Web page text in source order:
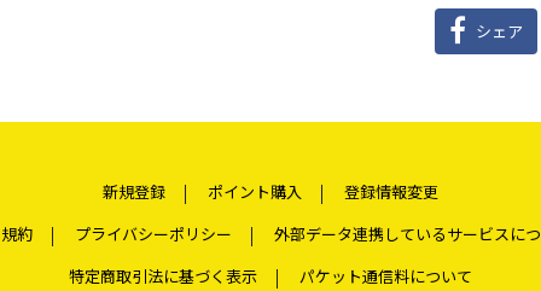
シェア
新規登録 ポイント購入
登録情報変更
約
プライバシーポリシー
外部データ連携しているサービスに
特定商取引法に基づく表示
パケット通信料について